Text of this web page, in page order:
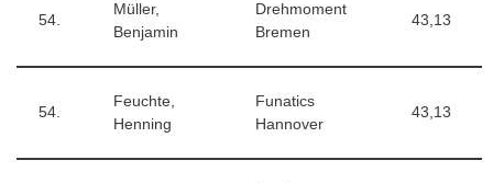
54.
Müller,
Benjamin
Drehmoment
Bremen
43,13
54.
Feuchte,
Henning
Funatics
Hannover
43,13